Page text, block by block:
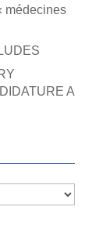
médecines
A